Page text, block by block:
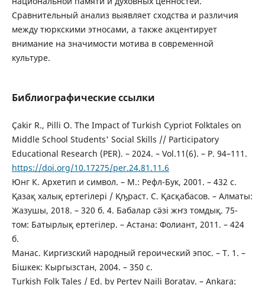
Сравнительный анализ выявляет сходства и различия
между тюркскими этносами, а также акцентирует
внимание на значимости мотива в современной
культуре.
Библиографические ссылки
Çakir R., Pilli O. The Impact of Turkish Cypriot Folktales on
Middle School Students' Social Skills // Participatory
Educational Research (PER). – 2024. – Vol.11(6). – P. 94–111.
https://doi.org/10.17275/per.24.81.11.6
Юнг К. Архетип и символ. – М.: Рефл-Бук, 2001. – 432 с.
Қазақ халық ертегілері / Қҧраст. С. Қасқабасов. – Алматы:
Жазушы, 2018. – 320 б. 4. Бабалар сӛзі жҥз томдық. 75-
том: Батырлық ертегілер. – Астана: Фолиант, 2011. – 424
б.
Манас. Киргизский народный героический эпос. – Т. 1. –
Бішкек: Кыргызстан, 2004. – 350 с.
Turkish Folk Tales / Ed. by Pertev Naili Boratav. – Ankara: